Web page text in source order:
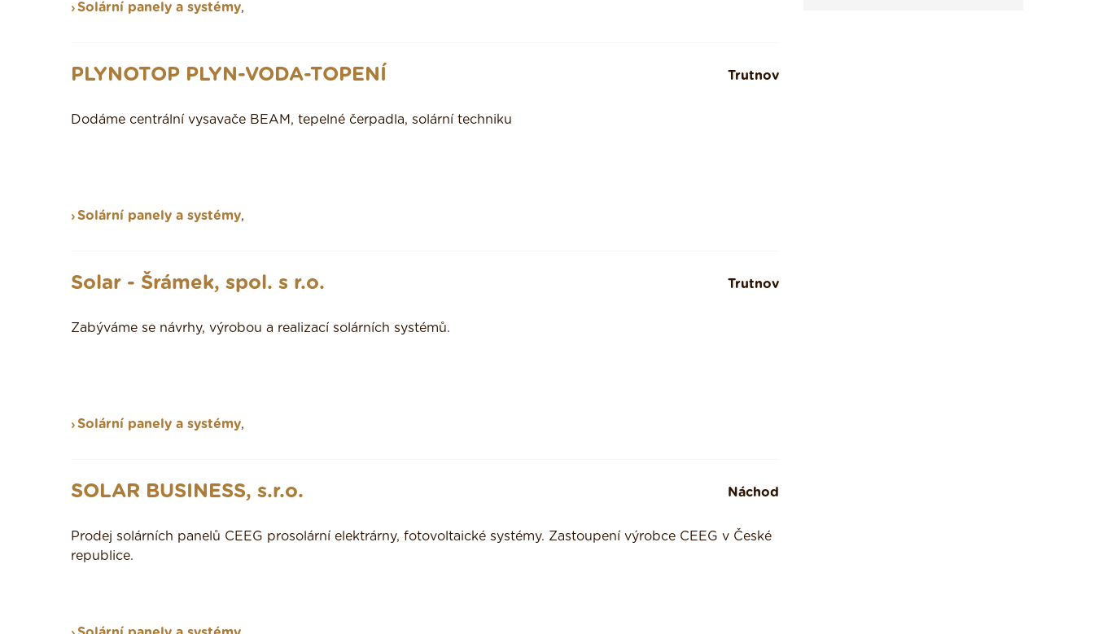
Solární panely a systémy,
PLYNOTOP PLYN-VODA-TOPENÍ Trutnov
Dodáme centrální vysavače BEAM, tepelné čerpadla, solární techniku
Solární panely a systémy,
Solar - Šrámek, spol. s r.o. Trutnov
Zabýváme se návrhy, výrobou a realizací solárních systémů.
Solární panely a systémy,
SOLAR BUSINESS, s.r.o. Náchod
Prodej solárních panelů CEEG prosolární elektrárny, fotovoltaické systémy. Zastoupení výrobce CEEG v České
republice.